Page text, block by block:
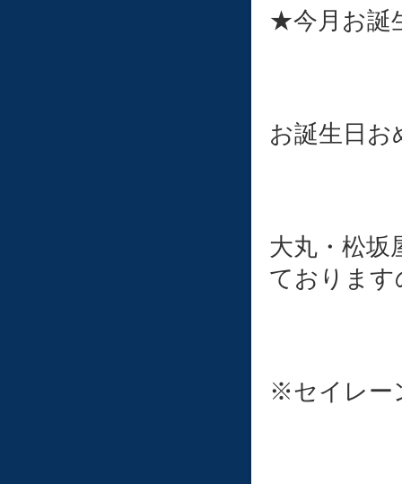
★今月お誕
お誕生日
大丸・松坂
ておりま
※セイレー